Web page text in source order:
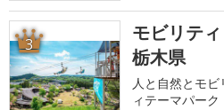
3
モビリテ
栃木県
人と自然とモ
ィテーマパーク